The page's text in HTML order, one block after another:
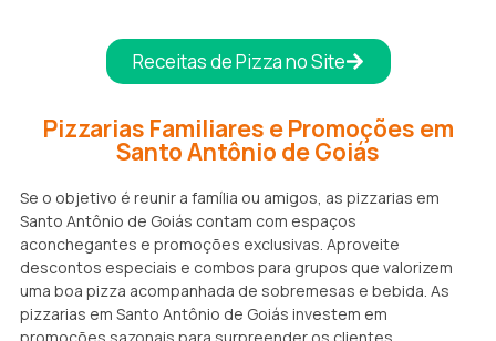
Receitas de Pizza no Site
Pizzarias Familiares e Promoções em
Santo Antônio de Goiás
Se o objetivo é reunir a família ou amigos, as pizzarias em
Santo Antônio de Goiás contam com espaços
aconchegantes e promoções exclusivas. Aproveite
descontos especiais e combos para grupos que valorizem
uma boa pizza acompanhada de sobremesas e bebida. As
pizzarias em Santo Antônio de Goiás investem em
promoções sazonais para surpreender os clientes.